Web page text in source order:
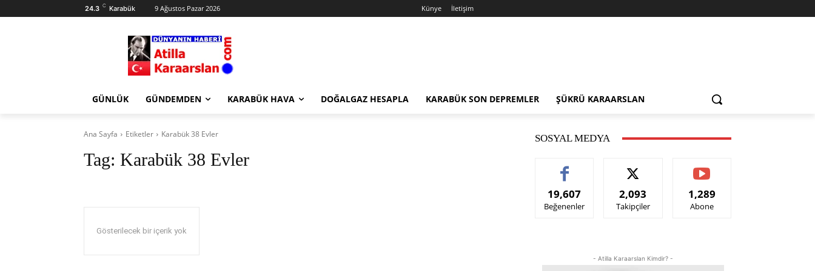
24.3 C Karabük 9 Ağustos Pazar 2026 Künye İletişim
GÜNLÜK GÜNDEMDEN KARABÜK HAVA DOĞALGAZ HESAPLA KARABÜK SON DEPREMLER ŞÜKRÜ KARAARSLAN
Ana Sayfa Etiketler Karabük 38 Evler
Tag: Karabük 38 Evler
Gösterilecek bir içerik yok
SOSYAL MEDYA
19,607
Beğenenler
2,093
Takipçiler
1,289
Abone
- Atilla Karaarslan Kimdir? -